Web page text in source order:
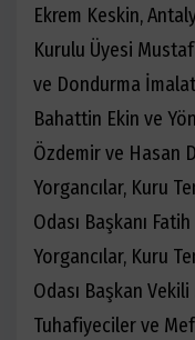
Ekrem Keskin,
Kurulu Üyesi
ve Dondurma
Bahattin Ekin ve
Özdemir ve Hasan
Yorgancılar, Kuru
Odası Başkanı
Yorgancılar, Kuru
Odası Başkan
Tuhafiyeciler ve